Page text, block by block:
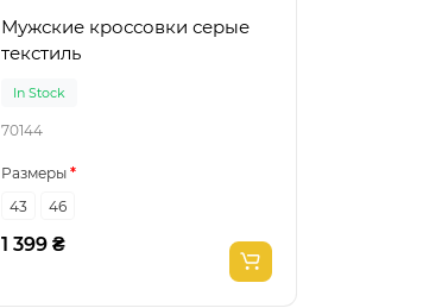
Мужские кроссовки серые
текстиль
In Stock
70144
Размеры
43
46
1 399 ₴